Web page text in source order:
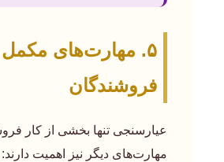
۵. مهارت‌های
فروشندگان
عیارسنجی تنها بخشی از کار
مهارت‌های دیگر نیز اهمیت دارند: